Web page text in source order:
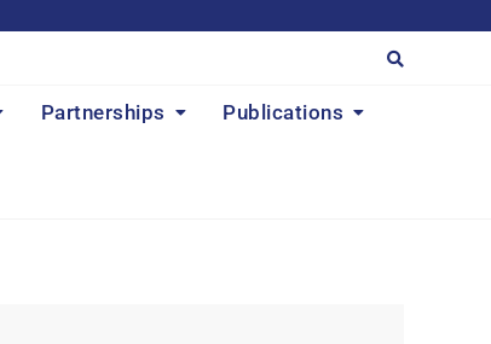
Partnerships Publications